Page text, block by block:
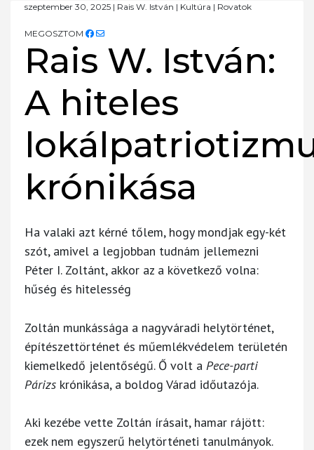
szeptember 30, 2025 | Rais W. István | Kultúra | Rovatok
MEGOSZTOM
Rais W. István:
A hiteles
krónikása
Ha valaki azt kérné tőlem, hogy mondjak egy-két
szót, amivel a legjobban tudnám jellemezni
Péter I. Zoltánt, akkor az a következő volna:
hűség és hitelesség
Zoltán munkássága a nagyváradi helytörténet,
építészettörténet és műemlékvédelem területén
kiemelkedő jelentőségű. Ő volt a Pece-parti
Párizs krónikása, a boldog Várad időutazója.
Aki kezébe vette Zoltán írásait, hamar rájött:
ezek nem egyszerű helytörténeti tanulmányok.